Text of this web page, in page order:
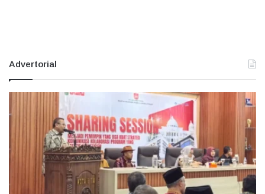
Advertorial